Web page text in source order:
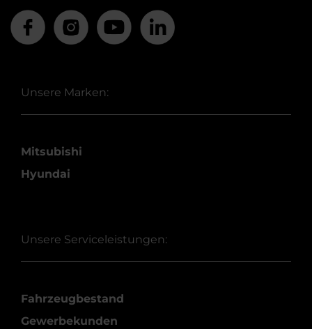
Unsere Marken:
Mitsubishi
Hyundai
Unsere Serviceleistungen:
Fahrzeugbestand
Gewerbekunden